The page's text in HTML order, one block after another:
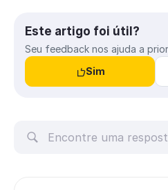
Este artigo foi útil?
Seu feedback nos ajuda a
Sim